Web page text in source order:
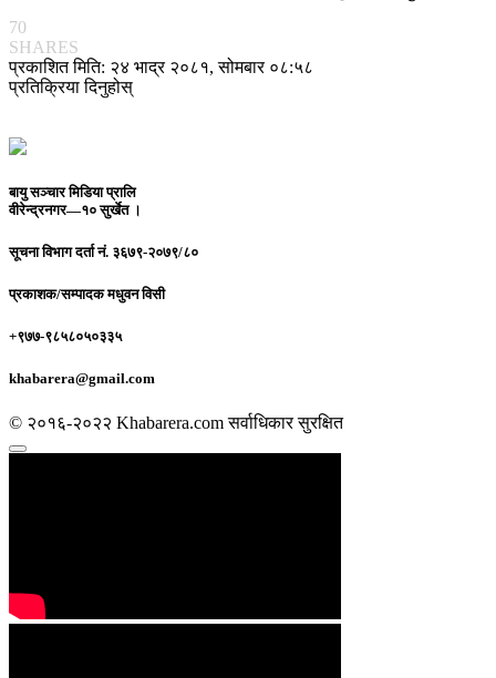
70
SHARES
प्रकाशित मिति: २४ भाद्र २०८१, सोमबार ०८:५८
प्रतिक्रिया दिनुहोस्
बायु सञ्चार मिडिया प्रालि
वीरेन्द्रनगर—१० सुर्खेत ।
सूचना विभाग दर्ता नं. ३६७९-२०७९/८०
प्रकाशक/सम्पादकमधुवन विसी
+९७७-९८५८०५०३३५
khabarera@gmail.com
© २०१६-२०२२ Khabarera.com सर्वाधिकार सुरक्षित